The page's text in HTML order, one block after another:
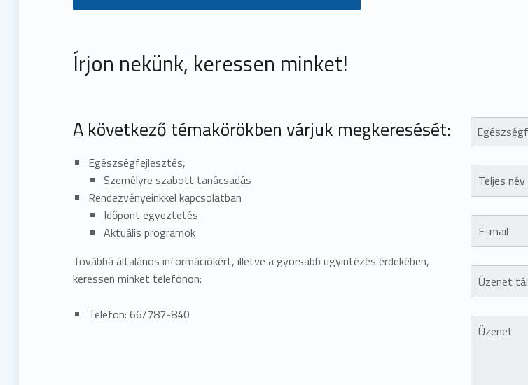
Írjon nekünk, keressen minket!
A következő témakörökben várjuk megkeresését:
Egészségfejlesztés,
Személyre szabott tanácsadás
Rendezvényeinkkel kapcsolatban
Időpont egyeztetés
Aktuális programok
Továbbá általános információkért, illetve a gyorsabb ügyintézés érdekében,
keressen minket telefonon:
Telefon: 66/787-840